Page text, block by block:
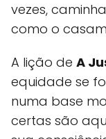
vezes,
como o
A lição de A
equidade se
numa base
certas são